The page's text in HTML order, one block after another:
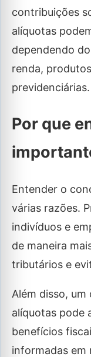
contribuições
alíquotas
dependendo
renda,
previdenciárias.
Por que
Entender o
várias razões.
indivíduos e
de maneira
tributários e
Além disso,
alíquotas pode
benefícios
informadas em